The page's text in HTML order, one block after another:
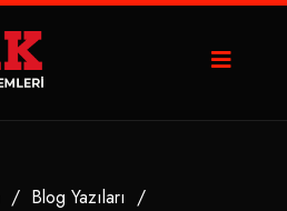
/ Blog Yazıları /